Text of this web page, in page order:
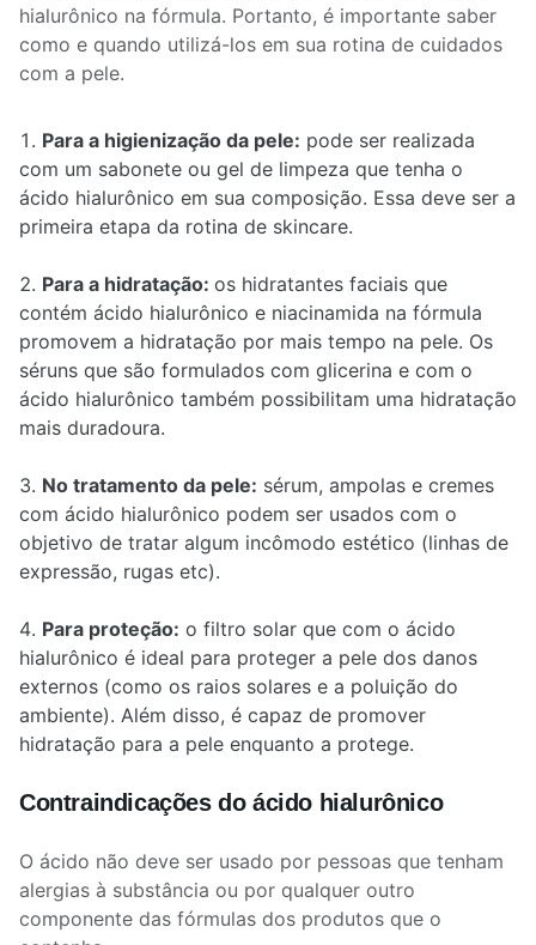
hialurônico na fórmula. Portanto, é importante saber
como e quando utilizá-los em sua rotina de cuidados
com a pele.
Para a higienização da pele: pode ser realizada
com um sabonete ou gel de limpeza que tenha o
ácido hialurônico em sua composição. Essa deve ser a
primeira etapa da rotina de skincare.
Para a hidratação: os hidratantes faciais que
contém ácido hialurônico e niacinamida na fórmula
promovem a hidratação por mais tempo na pele. Os
séruns que são formulados com glicerina e com o
ácido hialurônico também possibilitam uma hidratação
mais duradoura.
No tratamento da pele: sérum, ampolas e cremes
com ácido hialurônico podem ser usados com o
objetivo de tratar algum incômodo estético (linhas de
expressão, rugas etc).
Para proteção: o filtro solar que com o ácido
hialurônico é ideal para proteger a pele dos danos
externos (como os raios solares e a poluição do
ambiente). Além disso, é capaz de promover
hidratação para a pele enquanto a protege.
Contraindicações do ácido hialurônico
O ácido não deve ser usado por pessoas que tenham
alergias à substância ou por qualquer outro
componente das fórmulas dos produtos que o